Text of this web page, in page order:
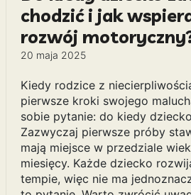
chodzić i jak
rozwój
20 maja 2025
Kiedy rodzice z
pierwsze kroki swojego
sobie pytanie: do kiedy
Zazwyczaj pierwsze próby
mają miejsce w przedziale
miesięcy. Każde dziecko
tempie, więc nie ma